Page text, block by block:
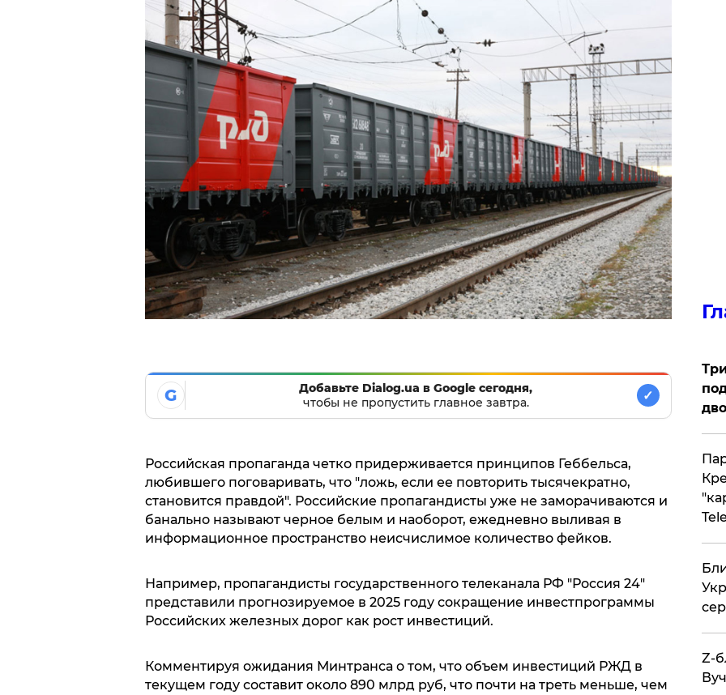
G
Добавьте Dialog.ua в Google сегодня,
чтобы не пропустить главное завтра.
✓
Российская пропаганда четко придерживается принципов Геббельса,
любившего поговаривать, что "ложь, если ее повторить тысячекратно,
становится правдой". Российские пропагандисты уже не заморачиваются и
банально называют черное белым и наоборот, ежедневно выливая в
информационное пространство неисчислимое количество фейков.
Например, пропагандисты государственного телеканала РФ "Россия 24"
представили прогнозируемое в 2025 году сокращение инвестпрограммы
Российских железных дорог как рост инвестиций.
Комментируя ожидания Минтранса о том, что объем инвестиций РЖД в
текущем году составит около 890 млрд руб, что почти на треть меньше, чем
Z-